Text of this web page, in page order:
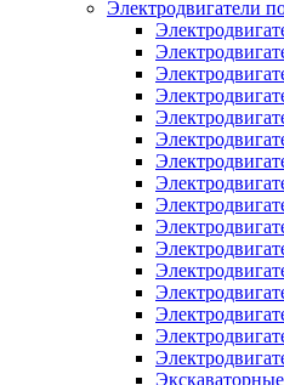
Электродвигатели